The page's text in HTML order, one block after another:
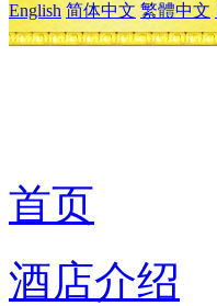
English 简体中文 繁體中文
首页
酒店介绍